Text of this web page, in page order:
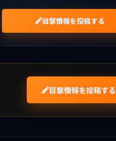
目撃情報を投稿する
目撃情報を投稿する